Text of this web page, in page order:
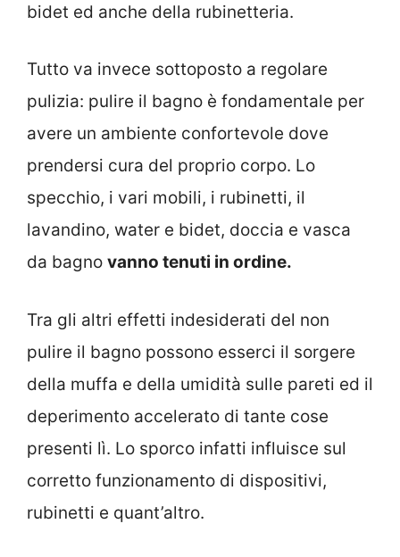
bidet ed anche della rubinetteria.
Tutto va invece sottoposto a regolare
pulizia: pulire il bagno è fondamentale per
avere un ambiente confortevole dove
prendersi cura del proprio corpo. Lo
specchio, i vari mobili, i rubinetti, il
lavandino, water e bidet, doccia e vasca
da bagno vanno tenuti in ordine.
Tra gli altri effetti indesiderati del non
pulire il bagno possono esserci il sorgere
della muffa e della umidità sulle pareti ed il
deperimento accelerato di tante cose
presenti lì. Lo sporco infatti influisce sul
corretto funzionamento di dispositivi,
rubinetti e quant’altro.